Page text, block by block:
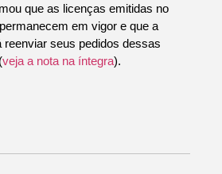
que as licenças emitidas no
em vigor e que a
seus pedidos dessas
veja a nota na íntegra).